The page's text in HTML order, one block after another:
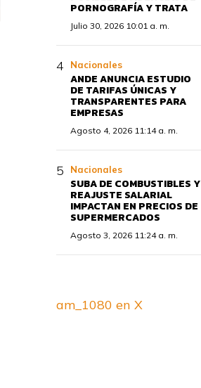
PORNOGRAFÍA Y TRATA
Julio 30, 2026 10:01 a. m.
Nacionales
ANDE ANUNCIA ESTUDIO
DE TARIFAS ÚNICAS Y
TRANSPARENTES PARA
EMPRESAS
Agosto 4, 2026 11:14 a. m.
Nacionales
SUBA DE COMBUSTIBLES Y
REAJUSTE SALARIAL
IMPACTAN EN PRECIOS DE
SUPERMERCADOS
Agosto 3, 2026 11:24 a. m.
am_1080 en X